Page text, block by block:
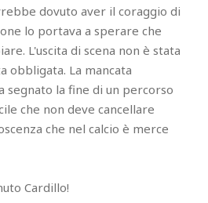
dovuto aver il coraggio di
lo portava a sperare che
L'uscita di scena non è stata
obbligata. La mancata
segnato la fine di un percorso
che non deve cancellare
che nel calcio è merce
Cardillo!